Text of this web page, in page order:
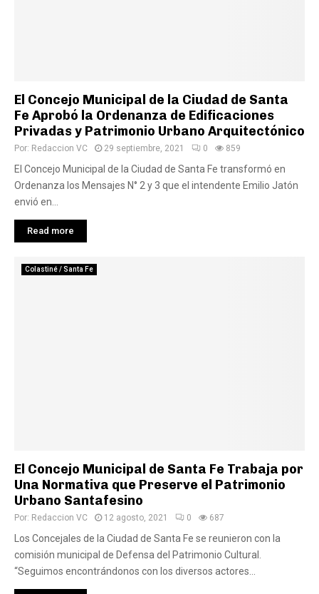
El Concejo Municipal de la Ciudad de Santa
Fe Aprobó la Ordenanza de Edificaciones
Privadas y Patrimonio Urbano Arquitectónico
Por: Redaccion VC 29 septiembre, 2021 0 859
El Concejo Municipal de la Ciudad de Santa Fe transformó en
Ordenanza los Mensajes N° 2 y 3 que el intendente Emilio Jatón
envió en...
Read more
Colastiné / Santa Fe
El Concejo Municipal de Santa Fe Trabaja por
Una Normativa que Preserve el Patrimonio
Urbano Santafesino
Por: Redaccion VC 12 agosto, 2021 0 687
Los Concejales de la Ciudad de Santa Fe se reunieron con la
comisión municipal de Defensa del Patrimonio Cultural.
“Seguimos encontrándonos con los diversos actores...